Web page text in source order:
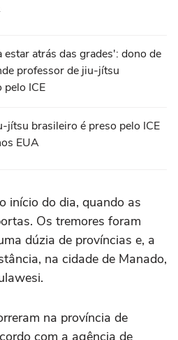
estar atrás das grades': dono de
professor de jiu-jítsu
pelo ICE
jítsu brasileiro é preso pelo ICE
EUA
início do dia, quando as
Os tremores foram
dúzia de províncias e, a
na cidade de Manado,
na província de
com a agência de